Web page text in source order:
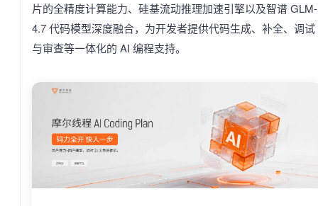
片的全精度计算能力、硅基流动推理加速引擎以及智谱 GLM-
4.7 代码模型深度融合，为开发者提供代码生成、补全、调试
与审查等一体化的 AI 编程支持。